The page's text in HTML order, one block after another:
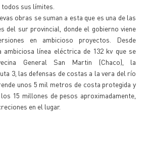
sus límites.
obras se suman a esta que es una de las
del sur provincial, donde el gobierno viene
en ambicioso proyectos. Desde
ambiciosa línea eléctrica de 132 kv que se
General San Martin (Chaco), la
3, las defensas de costas a la vera del río
unos 5 mil metros de costa protegida y
15 millones de pesos aproximadamente,
en el lugar.